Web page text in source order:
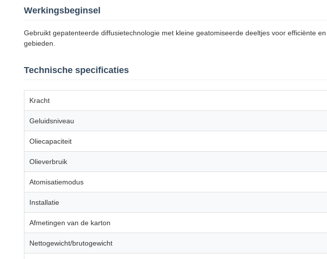
Werkingsbeginsel
Gebruikt gepatenteerde diffusietechnologie met kleine geatomiseerde deeltjes voor efficiënte
gebieden.
Technische specificaties
Kracht
Geluidsniveau
Oliecapaciteit
Olieverbruik
Atomisatiemodus
Installatie
Afmetingen van de karton
Nettogewicht/brutogewicht